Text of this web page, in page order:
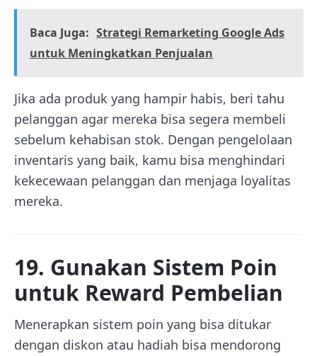
Baca Juga: Strategi Remarketing Google Ads
untuk Meningkatkan Penjualan
Jika ada produk yang hampir habis, beri tahu
pelanggan agar mereka bisa segera membeli
sebelum kehabisan stok. Dengan pengelolaan
inventaris yang baik, kamu bisa menghindari
kekecewaan pelanggan dan menjaga loyalitas
mereka.
19. Gunakan Sistem Poin
untuk Reward Pembelian
Menerapkan sistem poin yang bisa ditukar
dengan diskon atau hadiah bisa mendorong